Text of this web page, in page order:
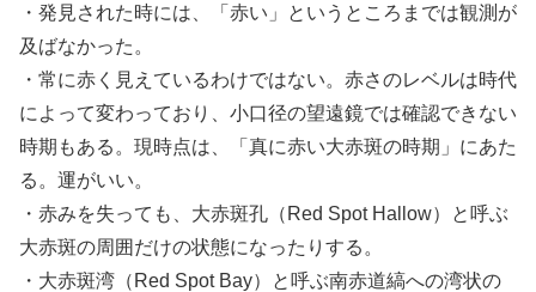
・発見された時には、「赤い」というところまでは観測が
及ばなかった。
・常に赤く見えているわけではない。赤さのレベルは時代
によって変わっており、小口径の望遠鏡では確認できない
時期もある。現時点は、「真に赤い大赤斑の時期」にあた
る。運がいい。
・赤みを失っても、大赤斑孔（Red Spot Hallow）と呼ぶ
大赤斑の周囲だけの状態になったりする。
・大赤斑湾（Red Spot Bay）と呼ぶ南赤道縞への湾状の